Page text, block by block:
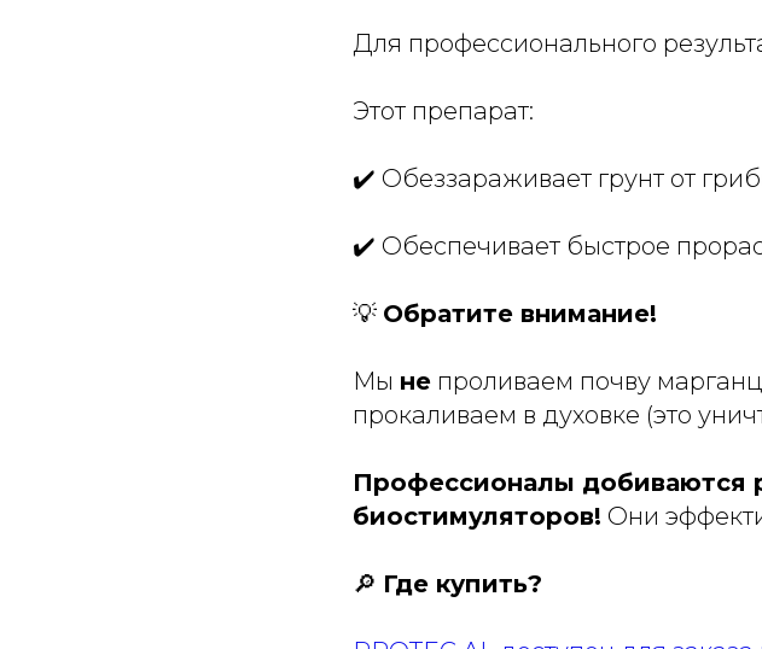
Для профессионального
Этот препарат:
✔️ Обеззараживает грунт от
✔️ Обеспечивает быстрое
💡 Обратите внимание!
Мы не проливаем почву
прокаливаем в духовке (это
Профессионалы добиваются
биостимуляторов! Они
🔎 Где купить?